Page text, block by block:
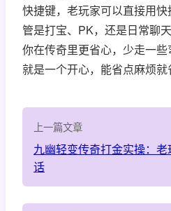
快捷键，老玩家可以直接用
管是打宝、PK，还是日常聊
你在传奇里更省心，少走一
就是一个开心，能省点麻烦就
上一篇文章
九幽轻变传奇打金实操：
话